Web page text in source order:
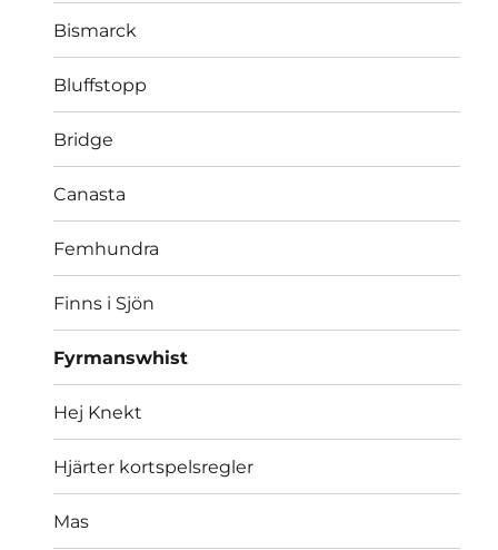
Bismarck
Bluffstopp
Bridge
Canasta
Femhundra
Finns i Sjön
Fyrmanswhist
Hej Knekt
Hjärter kortspelsregler
Mas